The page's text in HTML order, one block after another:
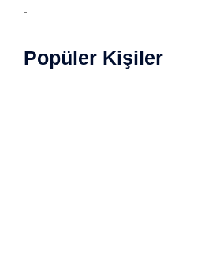
-
Popüler Kişiler